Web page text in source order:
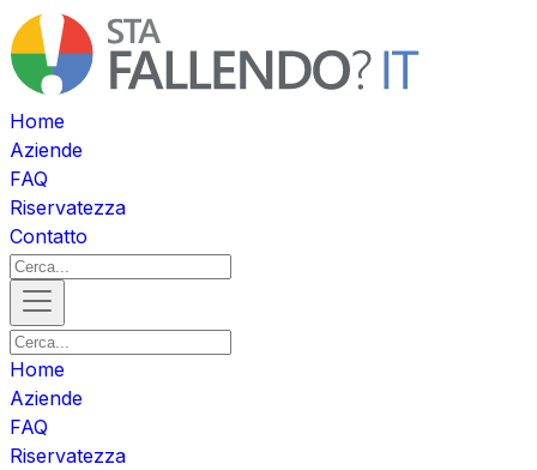
Home
Aziende
FAQ
Riservatezza
Contatto
Home
Aziende
FAQ
Riservatezza